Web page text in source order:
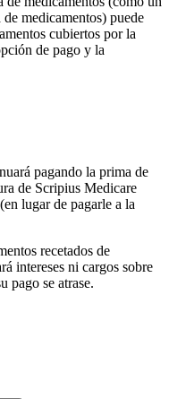
medicamentos) puede
cubiertos por la
de pago y la
pagando la prima de
de Scripius Medicare
lugar de pagarle a la
recetados de
intereses ni cargos sobre
pago se atrase.